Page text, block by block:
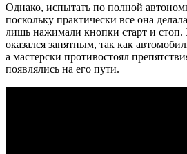
Однако, испытать по полной
поскольку практически все она
лишь нажимали кнопки старт и стоп.
оказался занятным, так как
а мастерски противостоял
появлялись на его пути.